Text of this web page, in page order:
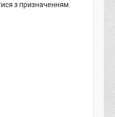
з призначенням.